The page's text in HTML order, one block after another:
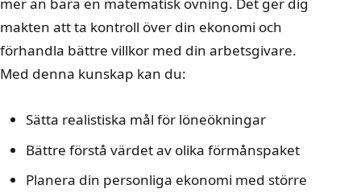
makten att ta kontroll över din ekonomi och
förhandla bättre villkor med din arbetsgivare.
Med denna kunskap kan du:
Sätta realistiska mål för löneökningar
Bättre förstå värdet av olika förmånspaket
Planera din personliga ekonomi med större